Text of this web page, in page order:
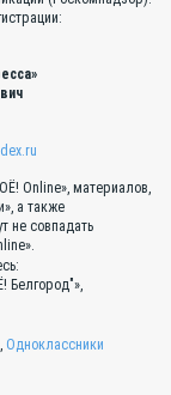
Online», материалов,
а также
не совпадать
Белгород"»,
, Одноклассники